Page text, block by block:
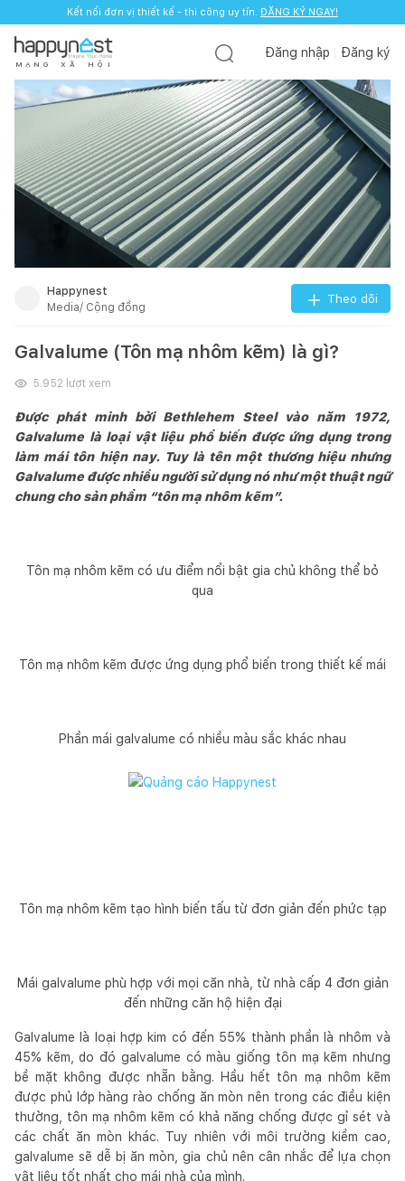
Kết nối đơn vị thiết kế - thi công uy tín. ĐĂNG KÝ NGAY!
M Ạ N G X Ã H Ộ I
Đăng nhập Đăng ký
Happynest
Media/ Cộng đồng
Theo dõi
Galvalume (Tôn mạ nhôm kẽm) là gì?
5.952 lượt xem
Được phát minh bởi Bethlehem Steel vào năm 1972,
Galvalume là loại vật liệu phổ biến được ứng dụng trong
làm mái tôn hiện nay. Tuy là tên một thương hiệu nhưng
Galvalume được nhiều người sử dụng nó như một thuật ngữ
chung cho sản phẩm “tôn mạ nhôm kẽm”.
Tôn mạ nhôm kẽm có ưu điểm nổi bật gia chủ không thể bỏ
qua
Tôn mạ nhôm kẽm được ứng dụng phổ biến trong thiết kế mái
Phần mái galvalume có nhiều màu sắc khác nhau
Tôn mạ nhôm kẽm tạo hình biến tấu từ đơn giản đến phức tạp
Mái galvalume phù hợp với mọi căn nhà, từ nhà cấp 4 đơn giản
đến những căn hộ hiện đại
Galvalume là loại hợp kim có đến 55% thành phần là nhôm và
45% kẽm, do đó galvalume có màu giống tôn mạ kẽm nhưng
bề mặt không được nhẵn bằng. Hầu hết tôn mạ nhôm kẽm
được phủ lớp hàng rào chống ăn mòn nên trong các điều kiện
thường, tôn mạ nhôm kẽm có khả năng chống được gỉ sét và
các chất ăn mòn khác. Tuy nhiên với môi trường kiềm cao,
galvalume sẽ dễ bị ăn mòn, gia chủ nên cân nhắc để lựa chọn
vật liệu tốt nhất cho mái nhà của mình.